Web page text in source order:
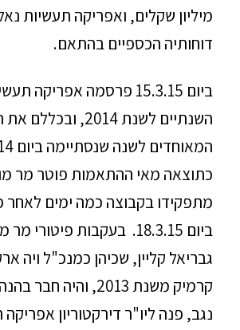
מיליון שקלים, ואפריקה תעשיות
דוחותיה הכספיים בהתאם.
ביום 15.3.15 פרסמה אפריקה
השנתיים לשנת 2014,
כתוצאה מאי ההתאמות פוטר מר
מתפקידו בקבוצה כמה ימים לאחר
ביום 18.3.15. בעקבות
גבריאל קליין, שכיהן כמנכ"ל ויה
קרמיק משנת 2013, והיה
נגב, פנה ליו"ר דירקטוריון